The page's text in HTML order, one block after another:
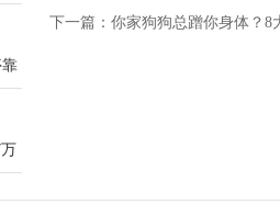
下一篇： 你家狗狗总蹭你身体？8